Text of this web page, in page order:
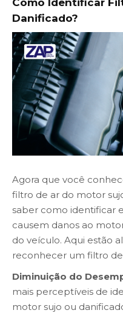
Como Identificar
Danificado?
Agora que você
filtro de ar do motor
saber como identificar
causem danos ao
do veículo. Aqui estão
reconhecer um filtro
Diminuição do
mais perceptíveis de
motor sujo ou